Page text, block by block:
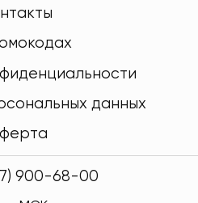
данных
900-68-00